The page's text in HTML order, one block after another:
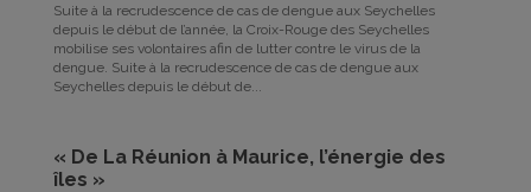
Suite à la recrudescence de cas de dengue aux Seychelles
depuis le début de l’année, la Croix-Rouge des Seychelles
mobilise ses volontaires afin de lutter contre le virus de la
dengue. Suite à la recrudescence de cas de dengue aux
Seychelles depuis le début de...
« De La Réunion à Maurice, l’énergie des
îles »